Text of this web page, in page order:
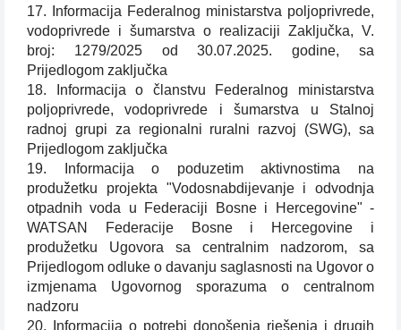
17. Informacija Federalnog ministarstva poljoprivrede,
vodoprivrede i šumarstva o realizaciji Zaključka, V.
broj: 1279/2025 od 30.07.2025. godine, sa
Prijedlogom zaključka
18. Informacija o članstvu Federalnog ministarstva
poljoprivrede, vodoprivrede i šumarstva u Stalnoj
radnoj grupi za regionalni ruralni razvoj (SWG), sa
Prijedlogom zaključka
19. Informacija o poduzetim aktivnostima na
produžetku projekta "Vodosnabdijevanje i odvodnja
otpadnih voda u Federaciji Bosne i Hercegovine" -
WATSAN Federacije Bosne i Hercegovine i
produžetku Ugovora sa centralnim nadzorom, sa
Prijedlogom odluke o davanju saglasnosti na Ugovor o
izmjenama Ugovornog sporazuma o centralnom
nadzoru
20. Informacija o potrebi donošenja rješenja i drugih